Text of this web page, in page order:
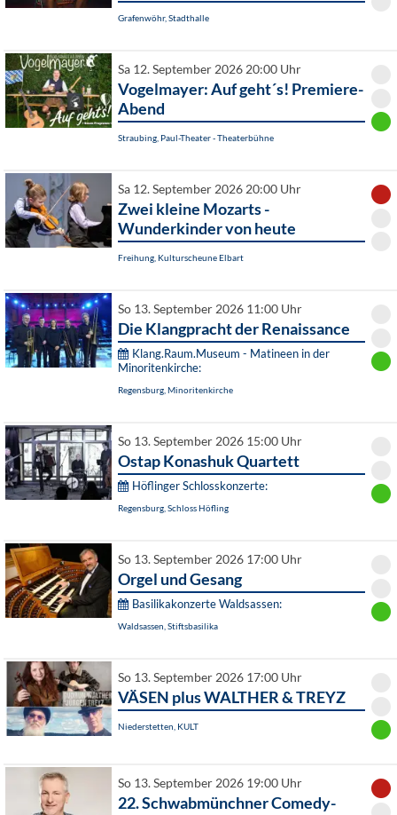
Grafenwöhr, Stadthalle
Sa 12. September 2026 20:00 Uhr
Vogelmayer: Auf geht´s! Premiere-
Abend
Straubing, Paul-Theater - Theaterbühne
Sa 12. September 2026 20:00 Uhr
Zwei kleine Mozarts -
Wunderkinder von heute
Freihung, Kulturscheune Elbart
So 13. September 2026 11:00 Uhr
Die Klangpracht der Renaissance
Klang.Raum.Museum - Matineen in der
Minoritenkirche:
Regensburg, Minoritenkirche
So 13. September 2026 15:00 Uhr
Ostap Konashuk Quartett
Höflinger Schlosskonzerte:
Regensburg, Schloss Höfling
So 13. September 2026 17:00 Uhr
Orgel und Gesang
Basilikakonzerte Waldsassen:
Waldsassen, Stiftsbasilika
So 13. September 2026 17:00 Uhr
VÄSEN plus WALTHER & TREYZ
Niederstetten, KULT
So 13. September 2026 19:00 Uhr
22. Schwabmünchner Comedy-